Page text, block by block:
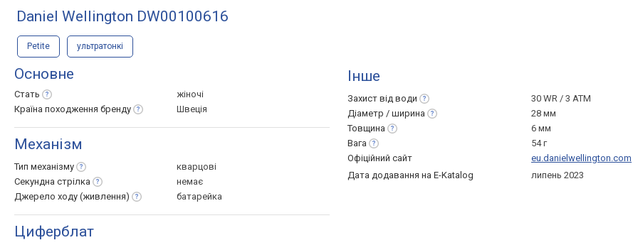
Daniel Wellington DW00100616
Petite ультратонкі
Основне
Стать
жіночі
Країна походження бренду Швеція
Механізм
Тип механізму
кварцові
Секундна стрілка
немає
Джерело ходу (живлення) батарейка
Циферблат
Інше
Захист від води
30 WR / 3 ATM
Діаметр / ширина
28 мм
Товщина
6 мм
Вага
54 г
Офіційний сайт
eu.danielwellington.com
Дата додавання на E-Katalog
липень 2023